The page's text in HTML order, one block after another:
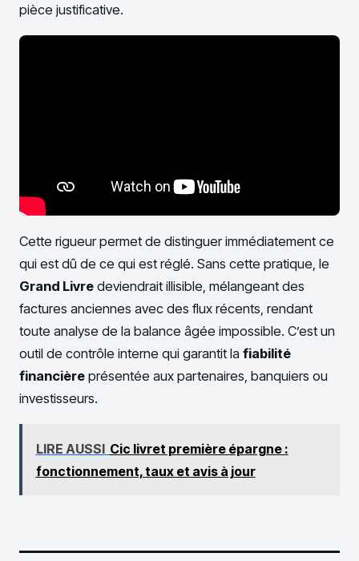
pièce justificative.
Cette rigueur permet de distinguer immédiatement ce
qui est dû de ce qui est réglé. Sans cette pratique, le
Grand Livre deviendrait illisible, mélangeant des
factures anciennes avec des flux récents, rendant
toute analyse de la balance âgée impossible. C’est un
outil de contrôle interne qui garantit la fiabilité
financière présentée aux partenaires, banquiers ou
investisseurs.
LIRE AUSSI Cic livret première épargne :
fonctionnement, taux et avis à jour